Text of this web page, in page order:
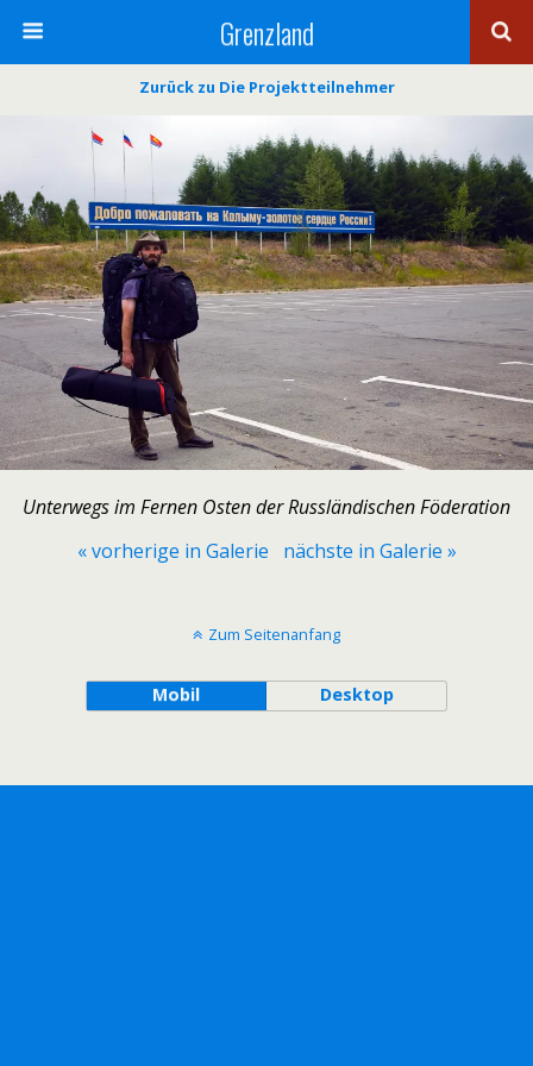
Grenzland
Zurück zu Die Projektteilnehmer
Unterwegs im Fernen Osten der Russländischen Föderation
« vorherige in Galerie
nächste in Galerie »
Zum Seitenanfang
Mobil Desktop